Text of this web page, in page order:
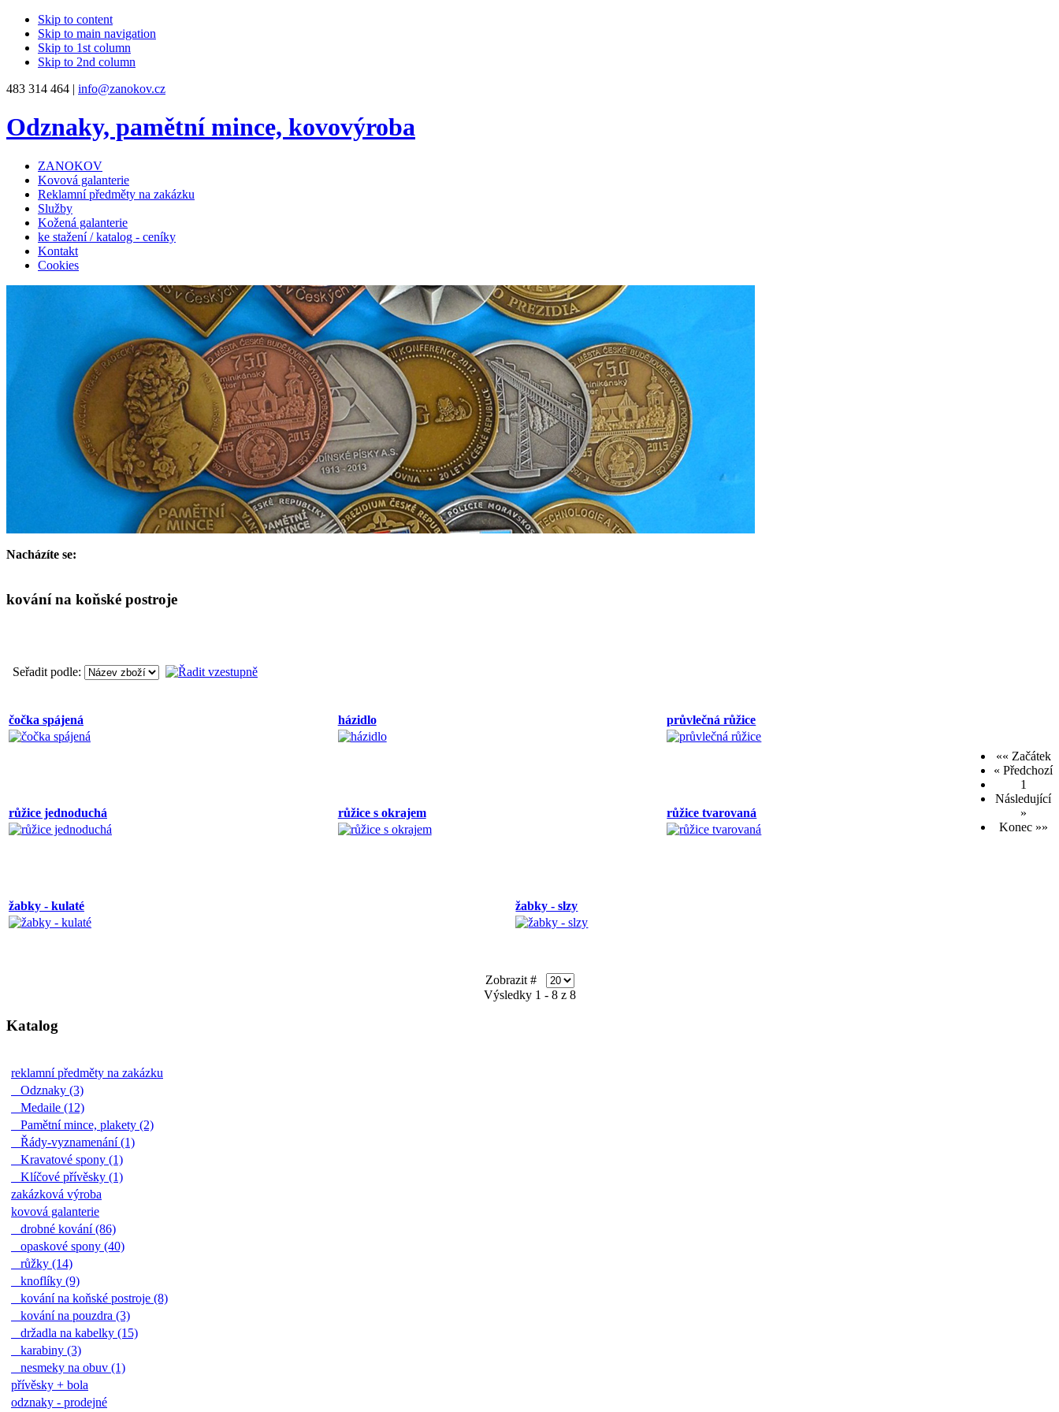
Skip to content
Skip to main navigation
Skip to 1st column
Skip to 2nd column
483 314 464 | info@zanokov.cz
Odznaky, pamětní mince, kovovýroba
ZANOKOV
Kovová galanterie
Reklamní předměty na zakázku
Služby
Kožená galanterie
ke stažení / katalog - ceníky
Kontakt
Cookies
Nacházíte se:
kování na koňské postroje
Seřadit podle:
čočka spájená házidlo průvlečná růžice
růžice jednoduchá růžice s okrajem růžice tvarovaná
žabky - kulaté žabky - slzy
«« Začátek
« Předchozí
1
Následující
»
Konec »»
Zobrazit #
Výsledky 1 - 8 z 8
Katalog
reklamní předměty na zakázku
Odznaky (3)
Medaile (12)
Pamětní mince, plakety (2)
Řády-vyznamenání (1)
Kravatové spony (1)
Klíčové přívěsky (1)
zakázková výroba
kovová galanterie
drobné kování (86)
opaskové spony (40)
růžky (14)
knoflíky (9)
kování na koňské postroje (8)
kování na pouzdra (3)
držadla na kabelky (15)
karabiny (3)
nesmeky na obuv (1)
přívěsky + bola
odznaky - prodejné